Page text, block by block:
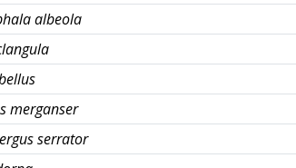
albeola
merganser
serrator